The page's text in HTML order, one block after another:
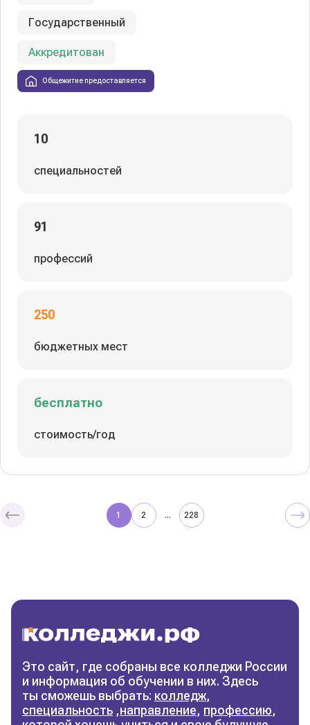
Государственный
Аккредитован
Общежитие предоставляется
10
специальностей
91
профессий
250
бюджетных мест
бесплатно
стоимость/год
колледж
Фильтры
Сбросить фильтры
1 2 ... 228
Это сайт, где собраны все колледжи России
и информация об обучении в них. Здесь
ты сможешь выбрать: колледж,
специальность ,направление, профессию,